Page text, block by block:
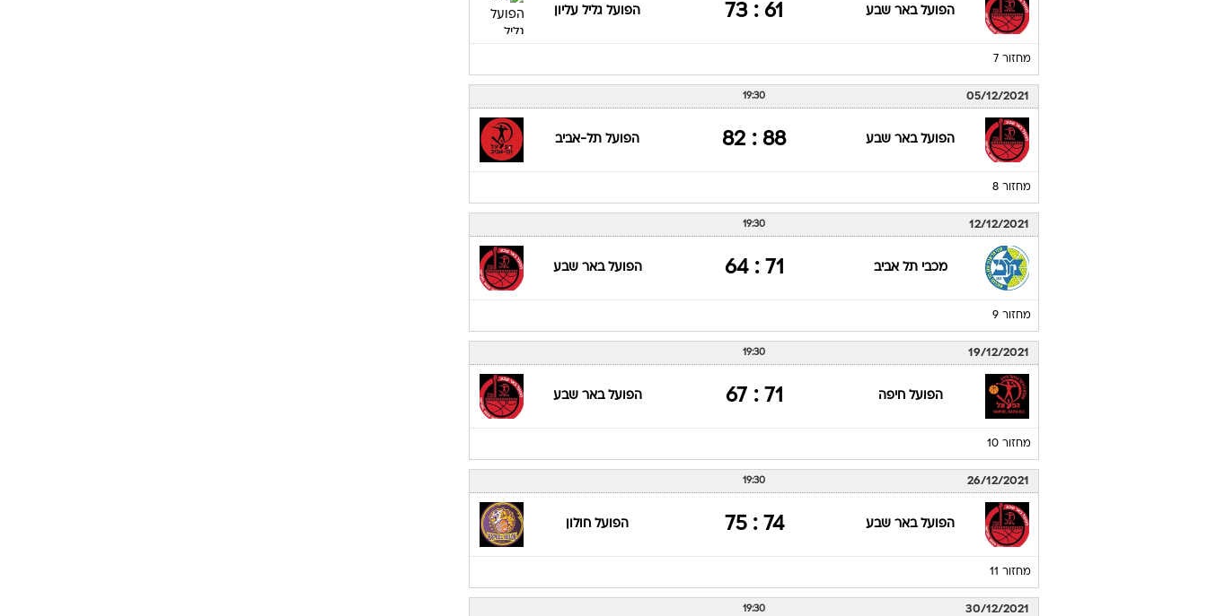
הפועל באר שבע 61 : 73 הפועל גליל עליון
מחזור 7
05/12/2021
19:30
הפועל באר שבע 88 : 82 הפועל תל-אביב
מחזור 8
12/12/2021
19:30
מכבי תל אביב 71 : 64 הפועל באר שבע
מחזור 9
19/12/2021
19:30
הפועל חיפה 71 : 67 הפועל באר שבע
מחזור 10
26/12/2021
19:30
הפועל באר שבע 74 : 75 הפועל חולון
מחזור 11
30/12/2021
19:30